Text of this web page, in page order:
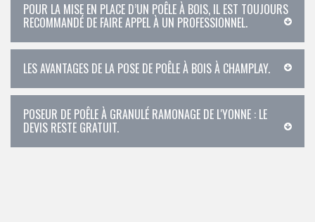
POUR LA MISE EN PLACE D’UN POÊLE À BOIS, IL EST TOUJOURS
RECOMMANDÉ DE FAIRE APPEL À UN PROFESSIONNEL.
LES AVANTAGES DE LA POSE DE POÊLE À BOIS À CHAMPLAY.
POSEUR DE POÊLE À GRANULÉ RAMONAGE DE L'YONNE : LE
DEVIS RESTE GRATUIT.